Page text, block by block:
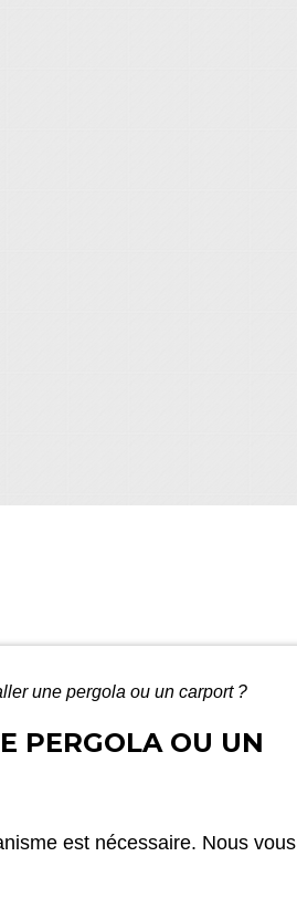
une pergola ou un carport ?
PERGOLA OU UN
est nécessaire. Nous vous